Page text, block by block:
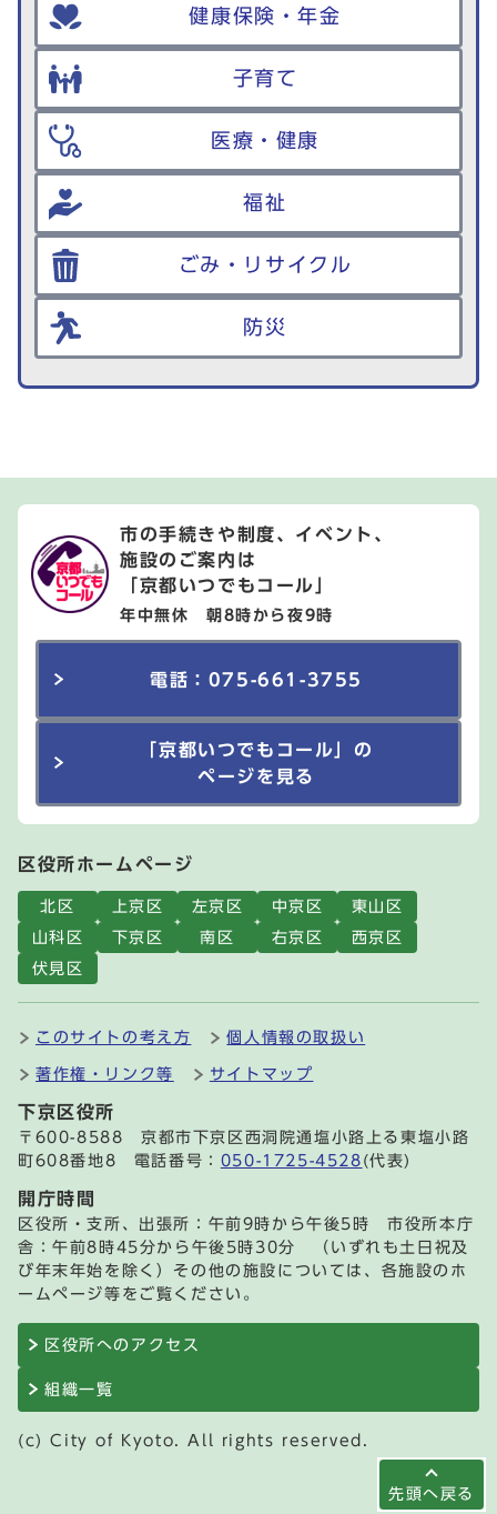
健康保険・年金
子育て
医療・健康
福祉
ごみ・リサイクル
防災
先頭へ戻る
市の手続きや制度、イベント、
施設のご案内は
「京都いつでもコール」
年中無休 朝8時から夜9時
電話：075-661-3755
「京都いつでもコール」の
ページを見る
区役所ホームページ
北区 上京区 左京区 中京区
東山区
山科区
下京区 南区 右京区
西京区
伏見区
このサイトの考え方 個人情報の取扱い
著作権・リンク等 サイトマップ
下京区役所
〒600-8588 京都市下京区西洞院通塩小路上る東塩小路
町608番地8 電話番号： 050-1725-4528 (代表)
開庁時間
区役所・支所、出張所：午前9時から午後5時 市役所本庁
舎：午前8時45分から午後5時30分 （いずれも土日祝及
び年末年始を除く）その他の施設については、各施設のホ
ームページ等をご覧ください。
区役所へのアクセス
組織一覧
(c) City of Kyoto. All rights reserved.